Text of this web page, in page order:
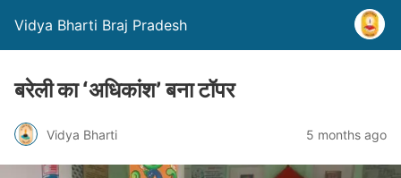
Vidya Bharti Braj Pradesh
बरेली का ‘अधिकांश’ बना टॉपर
Vidya Bharti 5 months ago